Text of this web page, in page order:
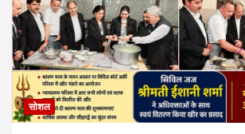
सोशल